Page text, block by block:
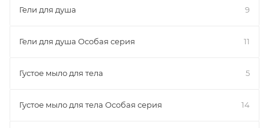
Гели для душа 9
Гели для душа Особая серия 11
Густое мыло для тела 5
Густое мыло для тела Особая серия 14